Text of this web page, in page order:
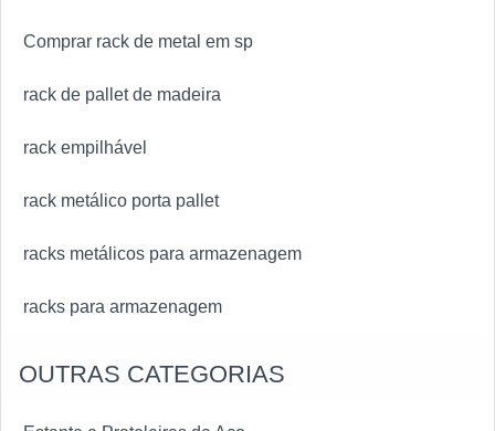
Comprar rack de metal em sp
rack de pallet de madeira
rack empilhável
rack metálico porta pallet
racks metálicos para armazenagem
racks para armazenagem
OUTRAS CATEGORIAS